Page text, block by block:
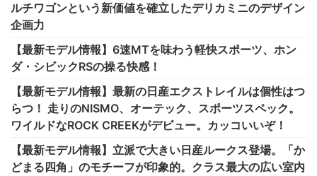
ルチワゴンという新価値を確立したデリカミニのデザイン
企画力
【最新モデル情報】6速MTを味わう軽快スポーツ、ホン
ダ・シビックRSの操る快感！
【最新モデル情報】最新の日産エクストレイルは個性はつ
らつ！ 走りのNISMO、オーテック、スポーツスペック。
ワイルドなROCK CREEKがデビュー。カッコいいぞ！
【最新モデル情報】立派で大きい日産ルークス登場。「か
どまる四角」のモチーフが印象的。クラス最大の広い室内